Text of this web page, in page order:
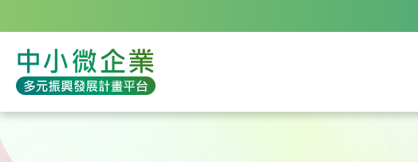
-
發
畫
平
台
小
微
業
多
興